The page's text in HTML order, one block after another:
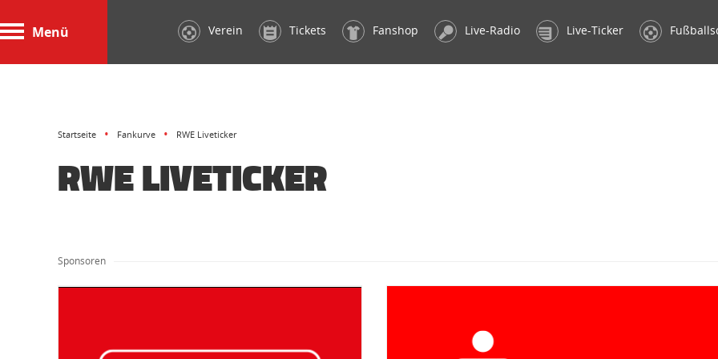
Menü Verein Tickets Fanshop Live-Radio Live-Ticker
Startseite Fankurve RWE Liveticker
RWE LIVETICKER
Sponsoren